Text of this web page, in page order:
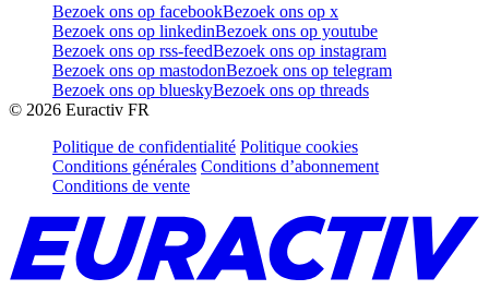
Bezoek ons op facebookBezoek ons op x
Bezoek ons op linkedinBezoek ons op youtube
Bezoek ons op rss-feedBezoek ons op instagram
Bezoek ons op mastodonBezoek ons op telegram
Bezoek ons op blueskyBezoek ons op threads
© 2026 Euractiv FR
Politique de confidentialité Politique cookies
Conditions générales Conditions d’abonnement
Conditions de vente